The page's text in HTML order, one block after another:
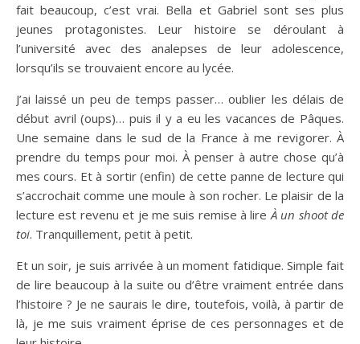
fait beaucoup, c’est vrai. Bella et Gabriel sont ses plus
jeunes protagonistes. Leur histoire se déroulant à
l’université avec des analepses de leur adolescence,
lorsqu’ils se trouvaient encore au lycée.
J’ai laissé un peu de temps passer… oublier les délais de
début avril (oups)… puis il y a eu les vacances de Pâques.
Une semaine dans le sud de la France à me revigorer. À
prendre du temps pour moi. À penser à autre chose qu’à
mes cours. Et à sortir (enfin) de cette panne de lecture qui
s’accrochait comme une moule à son rocher. Le plaisir de la
lecture est revenu et je me suis remise à lire À un shoot de
toi. Tranquillement, petit à petit.
Et un soir, je suis arrivée à un moment fatidique. Simple fait
de lire beaucoup à la suite ou d’être vraiment entrée dans
l’histoire ? Je ne saurais le dire, toutefois, voilà, à partir de
là, je me suis vraiment éprise de ces personnages et de